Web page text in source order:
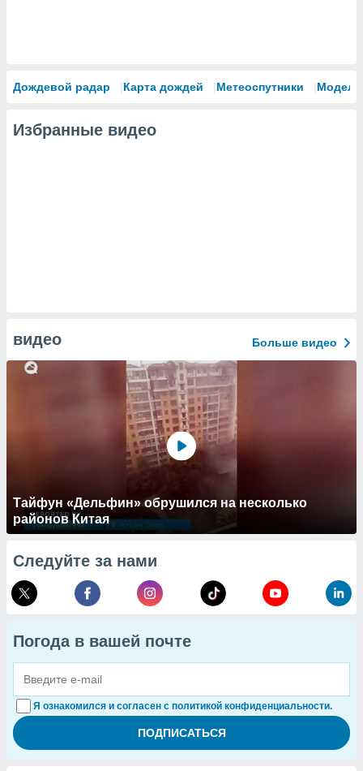
Дождевой радар Карта дождей Метеоспутники Модели
Избранные видео
видео Больше видео
Тайфун «Дельфин» обрушился на несколько
районов Китая
Следуйте за нами
Погода в вашей почте
Я ознакомился и согласен с политикой конфиденциальности.